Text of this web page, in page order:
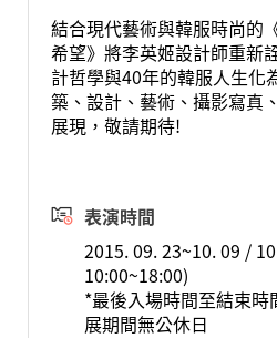
結合現代藝術與韓服時尚的
希望》將李英姬設計師重新
計哲學與40年的韓服人生化
築、設計、藝術、攝影寫真
展現，敬請期待!
表演時間
2015. 09. 23~10. 09 /
10:00~18:00)
*最後入場時間至結束時
展期間無公休日